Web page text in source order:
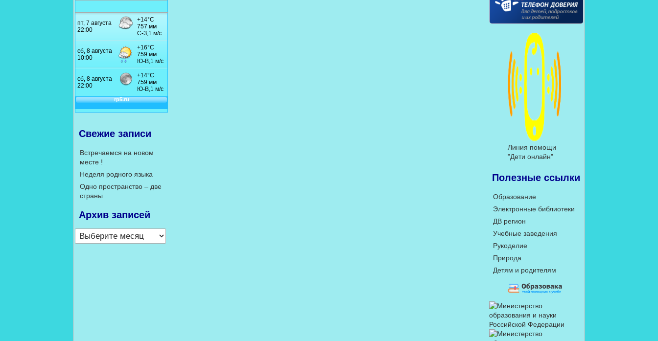
Линия помощи
"Дети онлайн"
Полезные ссылки
Образование
Электронные библиотеки
ДВ регион
Учебные заведения
Рукоделие
Природа
Детям и родителям
Свежие записи
Встречаемся на новом
месте !
Неделя родного языка
Одно пространство – две
страны
Архив записей
Архив
записей